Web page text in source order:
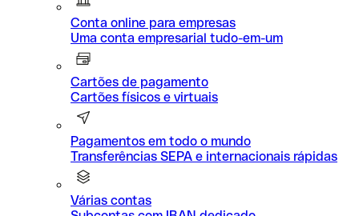
Conta online para empresas
Uma conta empresarial tudo-em-um
Cartões de pagamento
Cartões físicos e virtuais
Pagamentos em todo o mundo
Transferências SEPA e internacionais rápidas
Várias contas